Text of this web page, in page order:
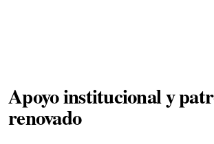
Apoyo institucional y
renovado